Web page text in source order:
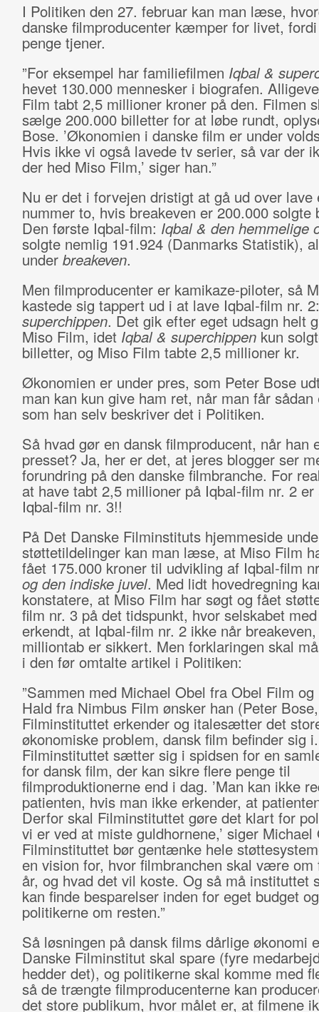
I Politiken den 27. februar kan man læse,
danske filmproducenter kæmper for livet,
penge tjener.
”For eksempel har familieﬁlmen Iqbal &
hevet 130.000 mennesker i biografen.
Film tabt 2,5 millioner kroner på den. Filmen
sælge 200.000 billetter for at løbe rundt,
Bose. ’Økonomien i danske ﬁlm er under
Hvis ikke vi også lavede tv serier, så var der
der hed Miso Film,’ siger han.”
Nu er det i forvejen dristigt at gå ud over lave
nummer to, hvis breakeven er 200.000 solgte
Den første Iqbal-film: Iqbal & den hemmelige
solgte nemlig 191.924 (Danmarks Statistik),
under breakeven.
Men filmproducenter er kamikaze-piloter, så
kastede sig tappert ud i at lave Iqbal-film nr.
superchippen. Det gik efter eget udsagn helt
Miso Film, idet Iqbal & superchippenkun
billetter, og Miso Film tabte 2,5 millioner kr.
Økonomien er under pres, som Peter Bose
man kan kun give ham ret, når man får sådan
som han selv beskriver det i Politiken.
Så hvad gør en dansk filmproducent, når han
presset? Ja, her er det, at jeres blogger ser
forundring på den danske filmbranche. For
at have tabt 2,5 millioner på Iqbal-film nr. 2 er
Iqbal-film nr. 3!!
På Det Danske Filminstituts hjemmeside
støttetildelinger kan man læse, at Miso Film
fået 175.000 kroner til udvikling af Iqbal-film
og den indiske juvel. Med lidt hovedregning
konstatere, at Miso Film har søgt og fået
film nr. 3 på det tidspunkt, hvor selskabet
erkendt, at Iqbal-film nr. 2 ikke når
milliontab er sikkert. Men forklaringen skal
i den før omtalte artikel i Politiken:
”Sammen med Michael Obel fra Obel Film
Hald fra Nimbus Film ønsker han (Peter Bose,
Filminstituttet erkender og italesætter det
økonomiske problem, dansk ﬁlm beﬁnder sig
Filminstituttet sætter sig i spidsen for en
for dansk ﬁlm, der kan sikre ﬂere penge til
ﬁlmproduktionerne end i dag. ’Man kan ikke
patienten, hvis man ikke erkender, at
Derfor skal Filminstituttet gøre det klart for
vi er ved at miste guldhornene,’ siger Michael
Filminstituttet bør gentænke hele
en vision for, hvor ﬁlmbranchen skal være om
år, og hvad det vil koste. Og så må instituttet
kan ﬁnde besparelser inden for eget budget
politikerne om resten.”
Så løsningen på dansk films dårlige økonomi
Danske Filminstitut skal spare (fyre
hedder det), og politikerne skal komme med
så de trængte filmproducenterne kan
det store publikum, hvor målet er, at filmene